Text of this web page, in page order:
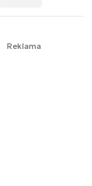
Reklama